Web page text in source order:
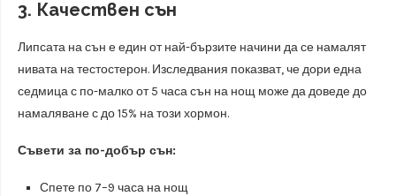
3. Качествен сън
Липсата на сън е един от най-бързите начини да се намалят
нивата на тестостерон. Изследвания показват, че дори една
седмица с по-малко от 5 часа сън на нощ може да доведе до
намаляване с до 15% на този хормон.
Съвети за по-добър сън:
Спете по 7–9 часа на нощ